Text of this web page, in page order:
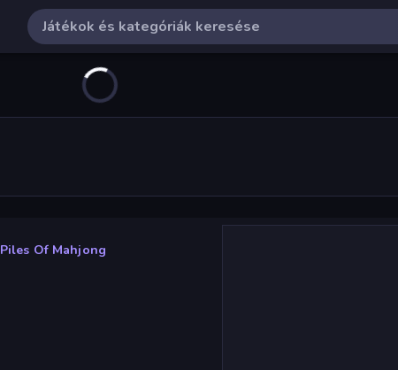
Piles Of Mahjong